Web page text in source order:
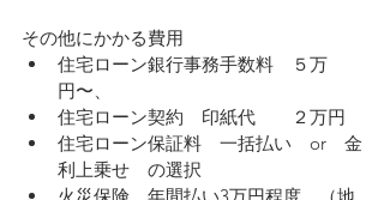
その他にかかる費用
住宅ローン銀行事務手数料　５万
円〜、
住宅ローン契約　印紙代　　２万円
住宅ローン保証料　一括払い　or　金
利上乗せ　の選択